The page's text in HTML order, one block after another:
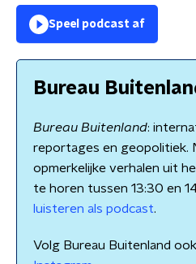
Speel podcast af
Bureau
Bureau Buitenland:
reportages en geopolitiek.
opmerkelijke verhalen uit
te horen tussen 13:30 en
luisteren als podcast.
Volg Bureau Buitenland